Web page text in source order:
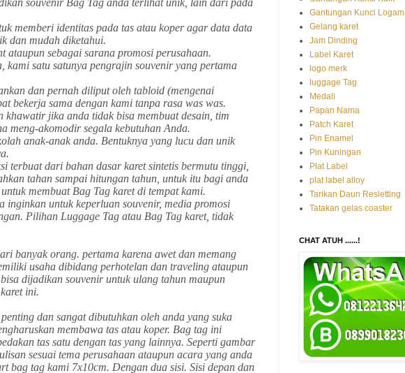
souvenir Bag Tag anda terlihat unik, lain dari pada
memberi identitas pada tas atau koper agar data data
dan mudah diketahui.
ataupun sebagai sarana promosi perusahaan.
kami satu satunya pengrajin souvenir yang pertama
dan pernah diliput oleh tabloid (mengenai
bekerja sama dengan kami tanpa rasa was was.
khawatir jika anda tidak bisa membuat desain, tim
meng-akomodir segala kebutuhan Anda.
anak-anak anda. Bentuknya yang lucu dan unik
terbuat dari bahan dasar karet sintetis bermutu tinggi,
tahan sampai hitungan tahun, untuk itu bagi anda
membuat Bag Tag karet di tempat kami.
inginkan untuk keperluan souvenir, media promosi
Pilihan Luggage Tag atau Bag Tag karet, tidak
banyak orang. pertama karena awet dan memang
usaha dibidang perhotelan dan traveling ataupun
dijadikan souvenir untuk ulang tahun maupun
ini.
dan sangat dibutuhkan oleh anda yang suka
membawa tas atau koper. Bag tag ini
tas satu dengan tas yang lainnya. Seperti gambar
sesuai tema perusahaan ataupun acara yang anda
bag tag kami 7x10cm. Dengan dua sisi. Sisi depan dan
Gantungan Kunci Logam
Gelang karet
Jam Dinding
Label Karet
logo merk
luggage Tag
Medali
Papan Nama
Patch Karet
Pin Enamel
Pin Kuningan
Plat Label
plat label alloy
Tarikan Daun Resletting
Tatakan gelas coaster
CHAT ATUH ......!